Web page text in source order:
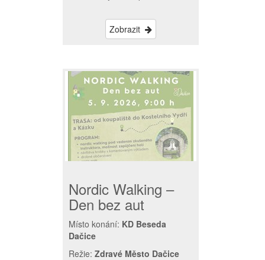
Zobrazit
Nordic Walking –
Den bez aut
Místo konání: KD Beseda
Dačice
Režie: Zdravé Město Dačice